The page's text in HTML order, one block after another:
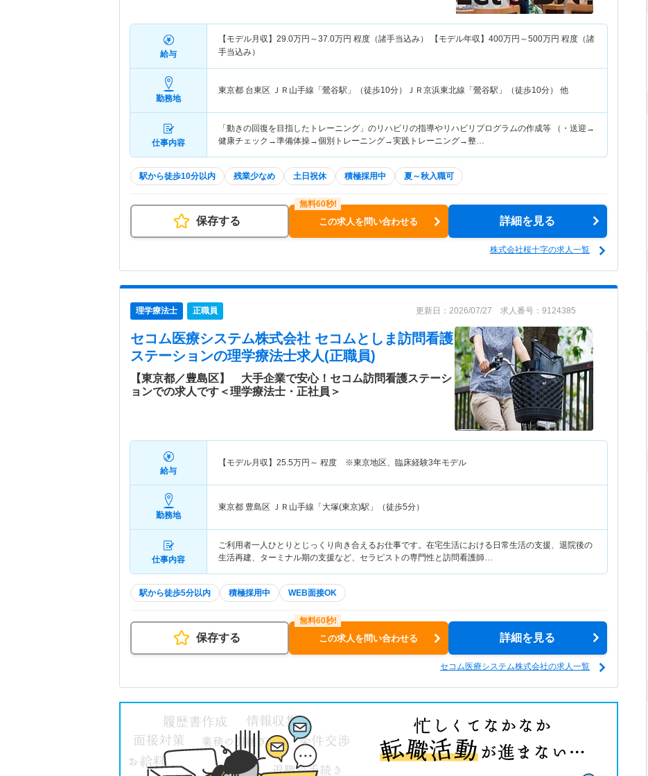
給与
【モデル月収】 29.0万円～37.0万円 程度（諸手当込み） 【モデル年収】 400万円～500万円 程度（諸
手当込み）
勤務地
東京都 台東区 ＪＲ山手線「鶯谷駅」（徒歩10分）ＪＲ京浜東北線「鶯谷駅」（徒歩10分） 他
仕事内容
「動きの回復を目指したトレーニング」のリハビリの指導やリハビリプログラムの作成等 （・送迎→
健康チェック→準備体操→個別トレーニング→実践トレーニング→整…
駅から徒歩10分以内 残業少なめ 土日祝休 積極採用中 夏～秋入職可
保存する この求人を問い合わせる 詳細を見る
株式会社桜十字の求人一覧
理学療法士 正職員 更新日：2026/07/27 求人番号：9124385
セコム医療システム株式会社 セコムとしま訪問看護
ステーションの理学療法士求人(正職員)
【東京都／豊島区】 大手企業で安心！セコム訪問看護ステーシ
ョンでの求人です＜理学療法士・正社員＞
給与
【モデル月収】 25.5万円～ 程度 ※東京地区、臨床経験3年モデル
勤務地
東京都 豊島区 ＪＲ山手線「大塚(東京)駅」（徒歩5分）
仕事内容
ご利用者一人ひとりとじっくり向き合えるお仕事です。在宅生活における日常生活の支援、退院後の
生活再建、ターミナル期の支援など、セラピストの専門性と訪問看護師…
駅から徒歩5分以内 積極採用中 WEB面接OK
保存する この求人を問い合わせる 詳細を見る
セコム医療システム株式会社の求人一覧